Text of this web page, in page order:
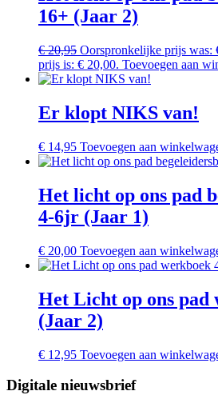
16+ (Jaar 2)
€20,95 Oorspronkelijke prijs was:
prijs is: € 20,00. Toevoegen aan
Er klopt NIKS van!
€ 14,95 Toevoegen aan
Het licht op ons pad
4-6jr (Jaar 1)
€ 20,00 Toevoegen aan
Het Licht op ons pad
(Jaar 2)
€ 12,95 Toevoegen aan
Digitale nieuwsbrief